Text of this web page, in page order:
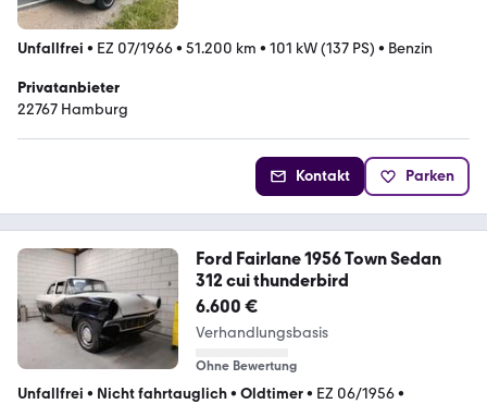
Unfallfrei • EZ 07/1966• 51.200 km • 101 kW (137 PS) • Benzin
Privatanbieter
22767 Hamburg
Kontakt Parken
Ford Fairlane 1956 Town Sedan
312 cui thunderbird
6.600 €
Verhandlungsbasis
Ohne Bewertung
Unfallfrei • Nicht fahrtauglich• Oldtimer• EZ 06/1956•